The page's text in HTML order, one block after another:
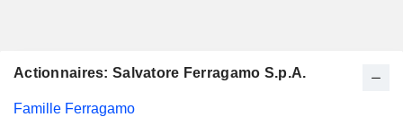
Actionnaires: Salvatore Ferragamo S.p.A.
Nom Actions % Valorisation
Famille Ferragamo